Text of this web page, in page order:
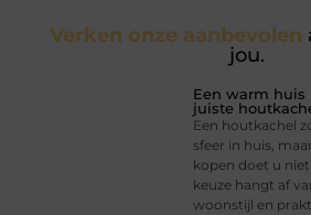
Verken onze aanbevolen
jou.
Een warm
juiste
Een houtkachel
sfeer in huis,
kopen doet u
keuze hangt af
woonstijl en